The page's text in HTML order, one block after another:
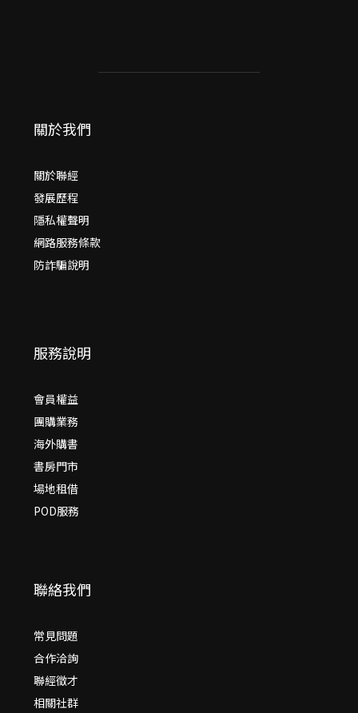
關於我們
關於聯經
發展歷程
隱私權聲明
網路服務條款
防詐騙說明
服務說明
會員權益
團購業務
海外購書
書房門市
場地租借
POD服務
聯絡我們
常見問題
合作洽詢
聯經徵才
相關社群